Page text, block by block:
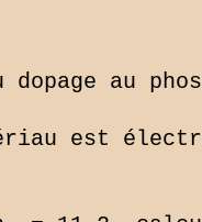
dopage au
est